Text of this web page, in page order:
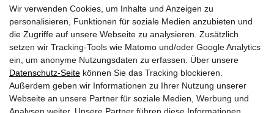
Wir verwenden Cookies, um Inhalte und Anzeigen zu
personalisieren, Funktionen für soziale Medien anzubieten und
die Zugriffe auf unsere Webseite zu analysieren. Zusätzlich
setzen wir Tracking-Tools wie Matomo und/oder Google Analytics
ein, um anonyme Nutzungsdaten zu erfassen. Über unsere
Datenschutz-Seite können Sie das Tracking blockieren.
Außerdem geben wir Informationen zu Ihrer Nutzung unserer
Webseite an unsere Partner für soziale Medien, Werbung und